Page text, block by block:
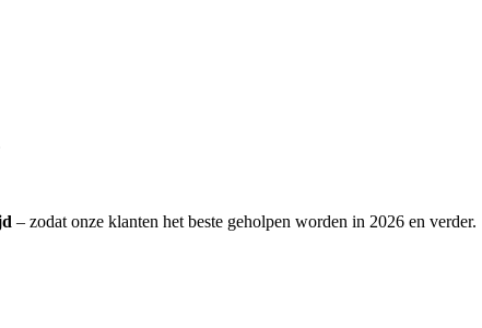
– zodat onze klanten het beste geholpen worden in 2026 en verder.